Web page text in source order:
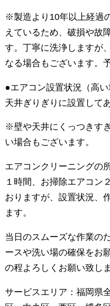
※製造より10年以上経過
えているため、破損や故
す。丁寧に洗浄しますが
なる場合もございます。
●エアコン設置状況（高
天井ぎりぎりに設置して
※壁や天井にくっつきす
い場合もございます。
エアコンクリーニングの
１時間、お掃除エアコン
おりますが、設置状況、
ます。
当日のスムーズな作業の
ースや洗い場の確保をお
の程よろしくお願い致し
サービスエリア：福岡県